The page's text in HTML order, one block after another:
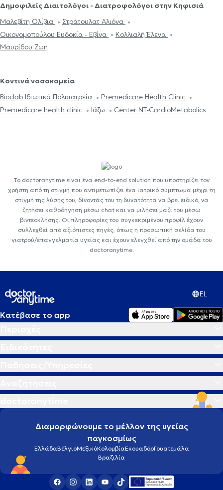
Δημοφιλείς Διαιτολόγοι - Διατροφολόγοι στην Κηφισιά
Μαλεβίτη Ολίβια
Στράτουλατ Αλιόνα
Οικονομοπούλου Ευδοκία - Εβίνα
Κολλιαλή Έλενα
Μαυρίδου Ζωή
Κοντινά νοσοκομεία
Bioclab Ιδιωτικά Πολυιατρεία
Premedicare Health Clinic
Premedicare health clinic
Ιάζω Center NT-CardioMetabolics
Το doctoranytime είναι ένα end-to-end solution που υποστηρίζει τον
χρήστη από τη στιγμή που αντιμετωπίζει ένα ιατρικό σύμπτωμα μέχρι τη
στιγμή της λύσης του, δίνοντάς του τη δυνατότητα να βρεί ειδικό, να
ζητήσει καθοδήγηση μέσω chat και να μιλήσει μαζί του μέσω
βιντεοκλήσης. Οι πληροφορίες του συγκεκριμένου προφίλ έχουν
συλλεχθεί από αξιόπιστες πηγές, όπως η προσωπική σελίδα του
γιατρού/επαγγελματία υγείας και έχουν ελεγχθεί από την ομάδα του
doctoranytime.
EL
Κατέβασε το app
Διαμορφώνουμε το μέλλον της υγείας
παγκοσμίως
ΕλλάδαΒέλγιοΜεξικόΚολομβίαΕκουαδόρΓουατεμάλα
Βραζιλία